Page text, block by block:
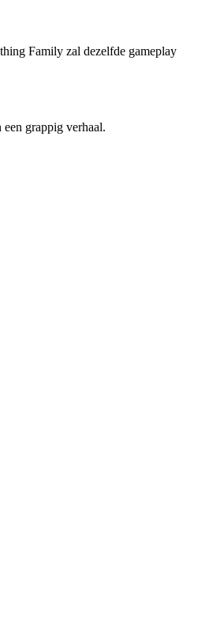
Family zal dezelfde gameplay
grappig verhaal.